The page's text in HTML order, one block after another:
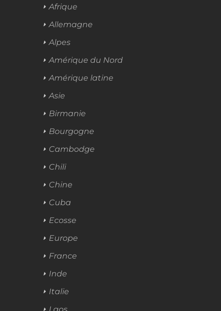
Afrique
Allemagne
Alpes
Amérique du Nord
Amérique latine
Asie
Birmanie
Bourgogne
Cambodge
Chili
Chine
Cuba
Ecosse
Europe
France
Inde
Italie
Laos